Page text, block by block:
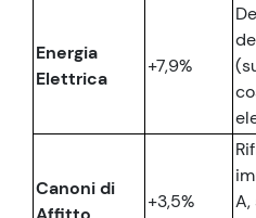
Energia
Elettrica
+7,9%
Canoni di
+3,5%